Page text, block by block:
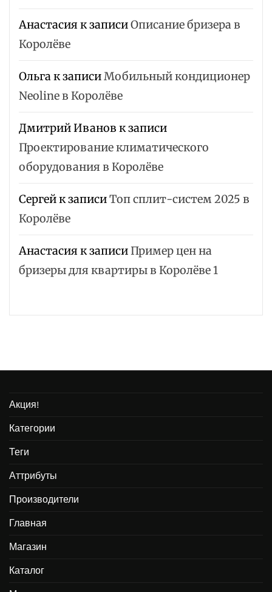
Анастасия к записиОписание бризера в
Королёве
Ольгак записиМобильный кондиционер
Neoline в Королёве
Дмитрий Иванов к записи
Проектирование климатического
оборудования в Королёве
Сергейк записиТоп сплит-систем 2025 в
Королёве
Анастасия к записиПример цен на
бризеры для квартиры в Королёве 1
Акция!
Категории
Теги
Аттрибуты
Производители
Главная
Магазин
Каталог